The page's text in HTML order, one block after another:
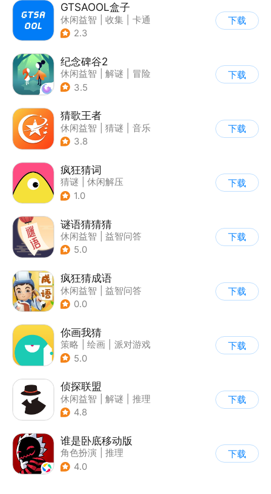
GTSAOOL盒子
休闲益智 收集
卡通
2.3
下载
纪念碑谷2
休闲益智 解谜
冒险
| 清新
3.5
下载
猜歌王者
休闲益智 猜谜
音乐
| 益智问答
3.8
下载
疯狂猜词
猜谜
休闲解压
1.0
下载
谜语猜猜猜
休闲益智
益智问答
| 猜谜
5.0
下载
疯狂猜成语
休闲益智
益智问答
| 成语
0.0
下载
你画我猜
策略 绘画
派对游戏
| 卡通
5.0
下载
侦探联盟
休闲益智 解谜
推理
| 侦探
4.8
下载
谁是卧底移动版
角色扮演
推理
| 谁是卧底
4.0
下载